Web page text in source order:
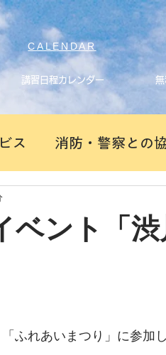
CALENDAR
講習日程カレンダー 無
ス 消防・警察との
ベント「
ふれあいまつり」に参加